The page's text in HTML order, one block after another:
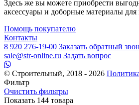
Здесь же вы можете приобрести
аксессуары и доборные материалы
Помощь покупателю
Контакты
8 920 276-19-00 Заказать обратный
sale@str-online.ru Задать вопрос
© Строительный, 2018 - 2026
Фильтр
Очистить фильтры
Показать 144 товара